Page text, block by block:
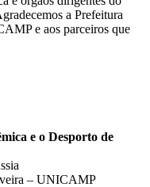
a Prefeitura
e aos parceiros que
e o Desporto de
– UNICAMP